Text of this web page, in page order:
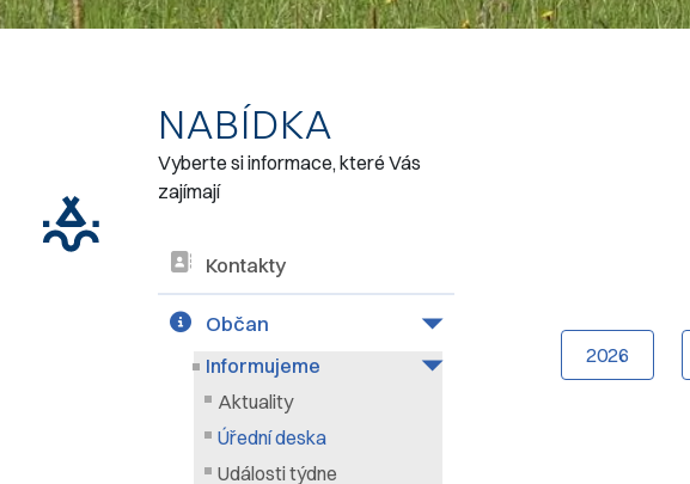
NABÍDKA
Vyberte si informace, které Vás
zajímají
Kontakty
Občan
Informujeme
Aktuality
Úřední deska
Události týdne
2026